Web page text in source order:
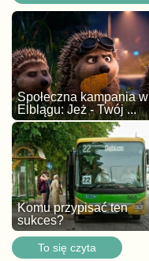
Społeczna kampania w
Elblągu: Jeż - Twój ...
Komu przypisać ten
sukces?
To się czyta